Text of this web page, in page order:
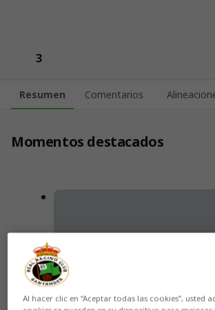
3
Resumen Comentarios
Momentos destacados
Al hacer clic en “Aceptar todas las cookies”, usted